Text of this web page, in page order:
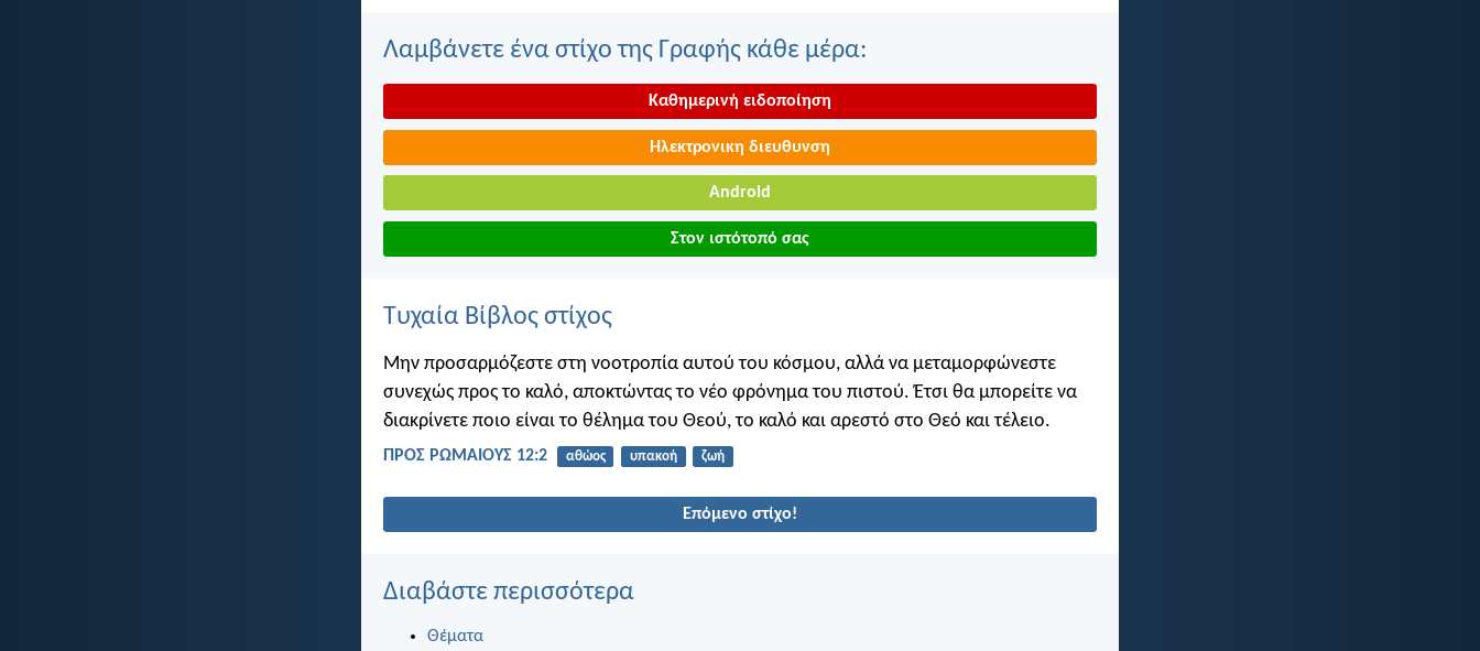
Λαμβάνετε ένα στίχο της Γραφής κάθε μέρα:
Καθημερινή ειδοποίηση
Ηλεκτρονικη διευθυνση
Android
Στον ιστότοπό σας
Τυχαία Βίβλος στίχος
Μην προσαρμόζεστε στη νοοτροπία αυτού του κόσμου, αλλά να μεταμορφώνεστε
συνεχώς προς το καλό, αποκτώντας το νέο φρόνημα του πιστού. Έτσι θα μπορείτε να
διακρίνετε ποιο είναι το θέλημα του Θεού, το καλό και αρεστό στο Θεό και τέλειο.
ΠΡΟΣ ΡΩΜΑΙΟΥΣ 12:2 αθώος υπακοή ζωή
Επόμενο στίχο!
Διαβάστε περισσότερα
Θέματα